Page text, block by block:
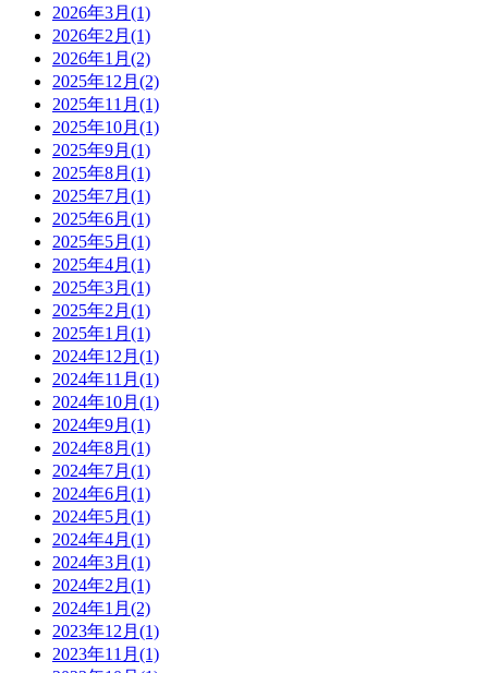
2026年3月(1)
2026年2月(1)
2026年1月(2)
2025年12月(2)
2025年11月(1)
2025年10月(1)
2025年9月(1)
2025年8月(1)
2025年7月(1)
2025年6月(1)
2025年5月(1)
2025年4月(1)
2025年3月(1)
2025年2月(1)
2025年1月(1)
2024年12月(1)
2024年11月(1)
2024年10月(1)
2024年9月(1)
2024年8月(1)
2024年7月(1)
2024年6月(1)
2024年5月(1)
2024年4月(1)
2024年3月(1)
2024年2月(1)
2024年1月(2)
2023年12月(1)
2023年11月(1)